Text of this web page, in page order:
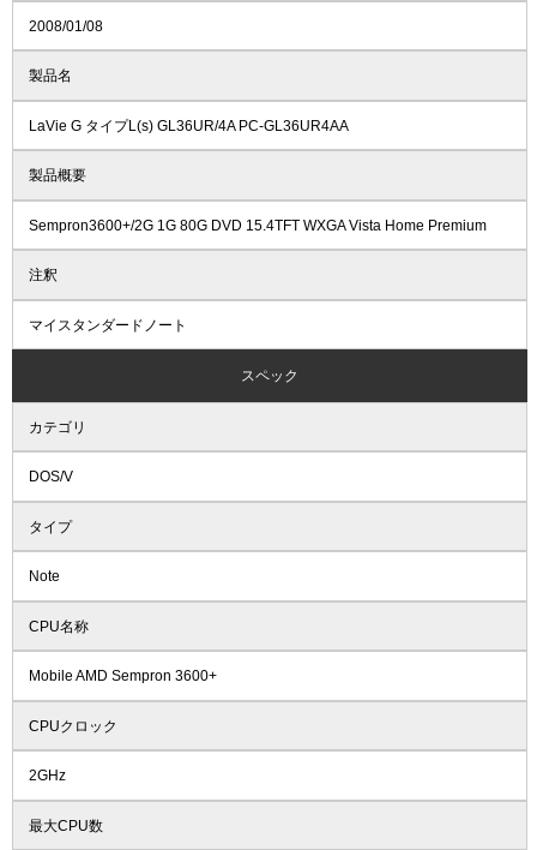
2008/01/08
製品名
LaVie G タイプL(s) GL36UR/4A PC-GL36UR4AA
製品概要
Sempron3600+/2G 1G 80G DVD 15.4TFT WXGA Vista Home Premium
注釈
マイスタンダードノート
スペック
カテゴリ
DOS/V
タイプ
Note
CPU名称
Mobile AMD Sempron 3600+
CPUクロック
2GHz
最大CPU数